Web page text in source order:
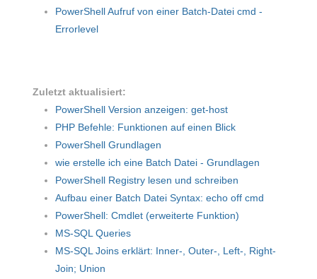
PowerShell Aufruf von einer Batch-Datei cmd -
Errorlevel
Zuletzt aktualisiert:
PowerShell Version anzeigen: get-host
PHP Befehle: Funktionen auf einen Blick
PowerShell Grundlagen
wie erstelle ich eine Batch Datei - Grundlagen
PowerShell Registry lesen und schreiben
Aufbau einer Batch Datei Syntax: echo off cmd
PowerShell: Cmdlet (erweiterte Funktion)
MS-SQL Queries
MS-SQL Joins erklärt: Inner-, Outer-, Left-, Right-
Join; Union